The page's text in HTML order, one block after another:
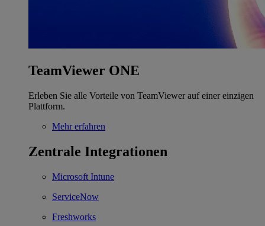
TeamViewer ONE
Erleben Sie alle Vorteile von TeamViewer auf einer einzigen
Plattform.
Mehr erfahren
Zentrale Integrationen
Microsoft Intune
ServiceNow
Freshworks